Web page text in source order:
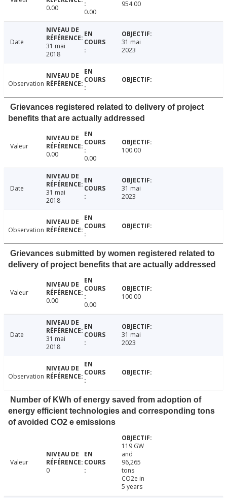
0.00
0.00
954.00
Date
31 mai
2018
31 mai
2023
Observation
Grievances registered related to delivery of project
benefits that are actually addressed
Valeur
0.00
0.00
100.00
Date
31 mai
2018
31 mai
2023
Observation
Grievances submitted by women registered related to
delivery of project benefits that are actually addressed
Valeur
0.00
0.00
100.00
Date
31 mai
2018
31 mai
2023
Observation
Number of KWh of energy saved from adoption of
energy efficient technologies and corresponding tons
of avoided CO2 e emissions
Valeur
0
119 GW
and
96,265
tons
CO2e in
5 years